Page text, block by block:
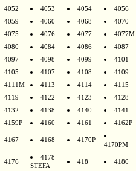
4052 4053 4054 4056
4059 4060 4068 4070
4075 4076 4077 4077M
4080 4084 4086 4087
4097 4098 4099 4101
4105 4107 4108 4109
4111M 4113 4114 4115
4119 4122 4123 4128
4132 4138 4140 4141
4159P 4160 4161 4162P
4167 4168 4170P
4170PM
4176
4178
STEFA
418 4180